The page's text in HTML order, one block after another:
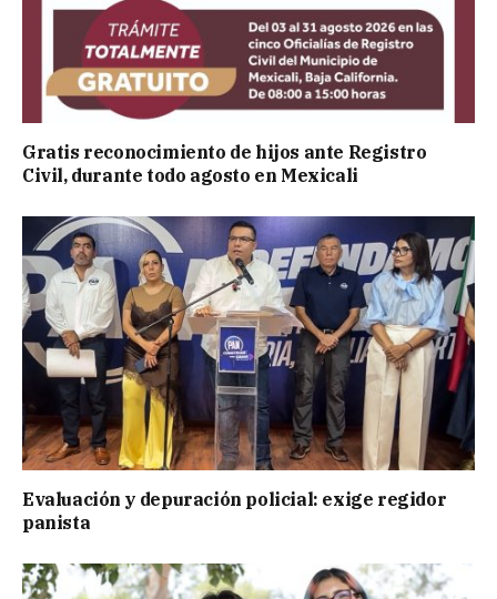
Gratis reconocimiento de hijos ante Registro
Civil, durante todo agosto en Mexicali
Evaluación y depuración policial: exige regidor
panista